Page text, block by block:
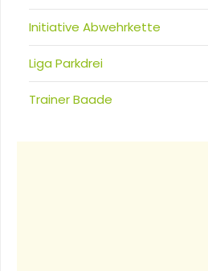
Initiative Abwehrkette
Liga Parkdrei
Trainer Baade